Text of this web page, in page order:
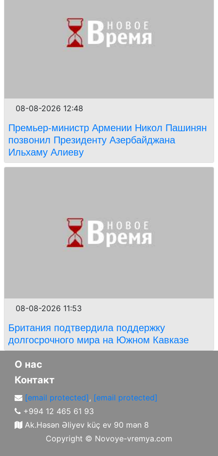
08-08-2026 12:48
Премьер-министр Армении Никол Пашинян
позвонил Президенту Азербайджана
Ильхаму Алиеву
08-08-2026 11:53
Британия подтвердила поддержку
долгосрочного мира на Южном Кавказе
О нас
Контакт
[email protected], [email protected]
+994 12 465 61 93
Ak.Həsən Əliyev küç ev 90 mən 8
Copyright © Novoye-vremya.com